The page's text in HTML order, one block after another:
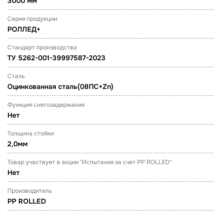
Серия продукции
РОЛЛЕД+
Стандарт производства
ТУ 5262-001-39997587-2023
Сталь
Оцинкованная сталь(08ПС+Zn)
Функция снегозадержания
Нет
Толщина стойки
2,0мм
Товар участвует в акции "Испытания за счет PP ROLLED"
Нет
Производитель
PP ROLLED